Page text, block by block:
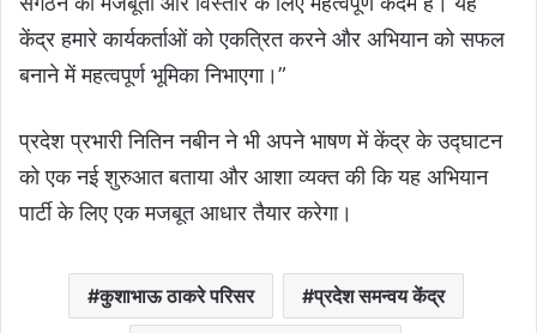
केंद्र हमारे कार्यकर्ताओं को एकत्रित करने और अभियान को सफल
बनाने में महत्वपूर्ण भूमिका निभाएगा।”
प्रदेश प्रभारी नितिन नबीन ने भी अपने भाषण में केंद्र के उद्घाटन
को एक नई शुरुआत बताया और आशा व्यक्त की कि यह अभियान
पार्टी के लिए एक मजबूत आधार तैयार करेगा।
कुशाभाऊ ठाकरे परिसर प्रदेश समन्वय केंद्र